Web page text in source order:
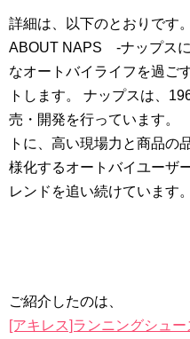
詳細は、以下のとおりです。
ABOUT NAPS -ナップス
なオートバイライフを過ご
トします。 ナップスは、
売・開発を行っています。
トに、高い現場力と商品の
様化するオートバイユーザ
レンドを追い続けています
ご紹介したのは、
[アキレス]ランニングシュ